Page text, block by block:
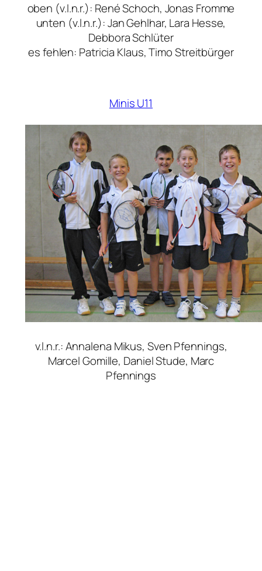
oben (v.l.n.r.): René Schoch, Jonas Fromme
unten (v.l.n.r.): Jan Gehlhar, Lara Hesse,
Debbora Schlüter
es fehlen: Patricia Klaus, Timo Streitbürger
Minis U11
v.l.n.r.: Annalena Mikus, Sven Pfennings,
Marcel Gomille, Daniel Stude, Marc
Pfennings